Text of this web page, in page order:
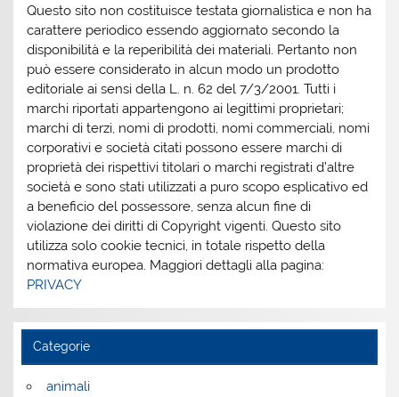
Questo sito non costituisce testata giornalistica e non ha
carattere periodico essendo aggiornato secondo la
disponibilità e la reperibilità dei materiali. Pertanto non
può essere considerato in alcun modo un prodotto
editoriale ai sensi della L. n. 62 del 7/3/2001. Tutti i
marchi riportati appartengono ai legittimi proprietari;
marchi di terzi, nomi di prodotti, nomi commerciali, nomi
corporativi e società citati possono essere marchi di
proprietà dei rispettivi titolari o marchi registrati d’altre
società e sono stati utilizzati a puro scopo esplicativo ed
a beneficio del possessore, senza alcun fine di
violazione dei diritti di Copyright vigenti. Questo sito
utilizza solo cookie tecnici, in totale rispetto della
normativa europea. Maggiori dettagli alla pagina:
PRIVACY
Categorie
animali